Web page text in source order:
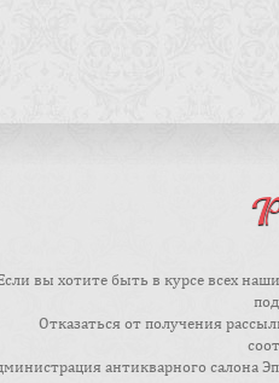
вы хотите быть в курсе всех
Отказаться от получения
антикварного салона